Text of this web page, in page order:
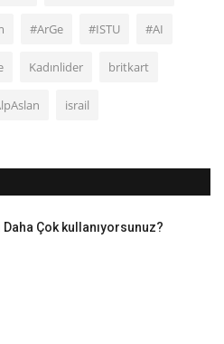
#ArGe #ISTU #AI
Kadınlider britkart
israil
Çok kullanıyorsunuz?